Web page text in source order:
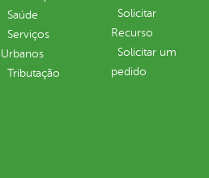
Saúde
Serviços
Urbanos
Tributação
Solicitar
Recurso
Solicitar um
pedido